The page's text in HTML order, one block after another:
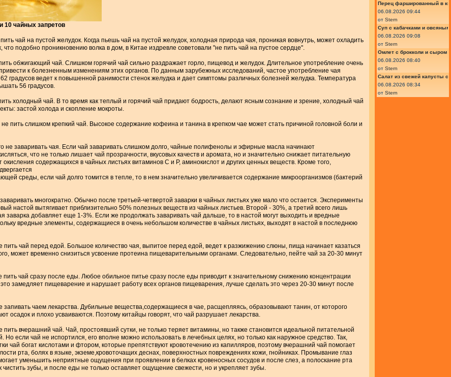
10 чайных запретов
чай на пустой желудок. Когда пьешь чай на пустой желудок, холодная природа чая, проникая вовнутрь, может охладить
что подобно проникновению волка в дом, в Китае издревле советовали "не пить чай на пустое сердце".
обжигающий чай. Слишком горячий чай сильно раздражает горло, пищевод и желудок. Длительное употребление очень
к болезненным изменениям этих органов. По данным зарубежных исследований, частое употребление чая
градусов ведет к повышенной ранимости стенок желудка и дает симптомы различных болезней желудка. Температура
56 градусов.
холодный чай. В то время как теплый и горячий чай придают бодрость, делают ясным сознание и зрение, холодный чай
застой холода и скопление мокроты.
не пить слишком крепкий чай. Высокое содержание кофеина и танина в крепком чае может стать причиной головной боли и
не заваривать чая. Если чай заваривать слишком долго, чайные полифенолы и эфирные масла начинают
что не только лишает чай прозрачности, вкусовых качеств и аромата, но и значительно снижает питательную
окисления содержащихся в чайных листьях витаминов С и Р, аминокислот и других ценных веществ. Кроме того,
среды, если чай долго томится в тепле, то в нем значительно увеличивается содержание микроорганизмов (бактерий
многократно. Обычно после третьей-четвертой заварки в чайных листьях уже мало что остается. Эксперименты
настой вытягивает приблизительно 50% полезных веществ из чайных листьев. Второй - 30%, а третий всего лишь
заварка добавляет еще 1-3%. Если же продолжать заваривать чай дальше, то в настой могут выходить и вредные
вредные элементы, содержащиеся в очень небольшом количестве в чайных листьях, выходят в настой в последнюю
пить чай перед едой. Большое количество чая, выпитое перед едой, ведет к разжижению слюны, пища начинает казаться
может временно снизиться усвоение протеина пищеварительными органами. Следовательно, пейте чай за 20-30 минут
пить чай сразу после еды. Любое обильное питье сразу после еды приводит к значительному снижению концентрации
это замедляет пищеварение и нарушает работу всех органов пищеварения, лучше сделать это через 20-30 минут после
запивать чаем лекарства. Дубильные вещества,содержащиеся в чае, расщепляясь, образовывают танин, от которого
осадок и плохо усваиваются. Поэтому китайцы говорят, что чай разрушает лекарства.
пить вчерашний чай. Чай, простоявший сутки, не только теряет витамины, но также становится идеальной питательной
Но если чай не испортился, его вполне можно использовать в лечебных целях, но только как наружное средство. Так,
чай богат кислотами и фтором, которые препятствуют кровотечению из капилляров, поэтому вчерашний чай помогает
рта, болях в языке, экземе,кровоточащих деснах, поверхностных повреждениях кожи, гнойниках. Промывание глаз
уменьшить неприятные ощущения при проявлении в белках кровеносных сосудов и после слез, а полоскание рта
чистить зубы, и после еды не только оставляет ощущение свежести, но и укрепляет зубы.
Перец фаршированный в
06.08.2026 09:44
от Stern
Суп с кабачками и
06.08.2026 09:08
от Stern
Омлет с брокколи и сыром
06.08.2026 08:40
от Stern
Салат из свежей капусты
06.08.2026 08:34
от Stern